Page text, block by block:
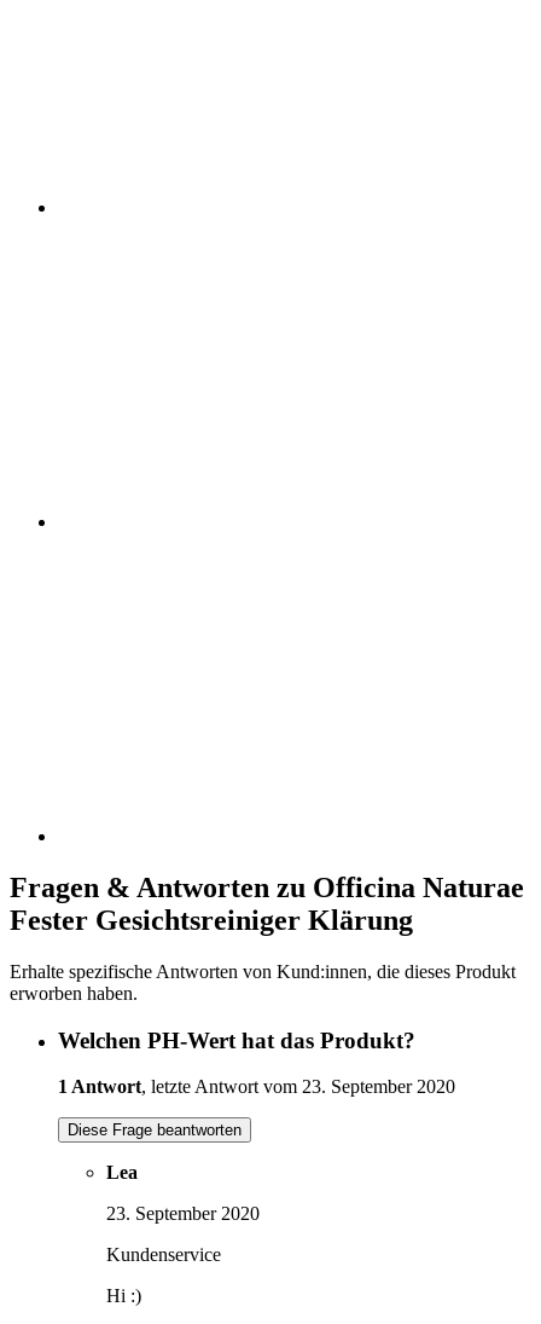
Fragen & Antworten zu Officina Naturae
Fester Gesichtsreiniger Klärung
Erhalte spezifische Antworten von Kund:innen, die dieses Produkt
erworben haben.
Welchen PH-Wert hat das Produkt?
1 Antwort, letzte Antwort vom 23. September 2020
Diese Frage beantworten
Lea
23. September 2020
Kundenservice
Hi :)